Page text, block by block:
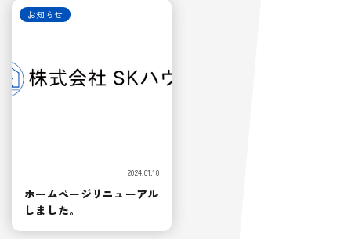
ホームページリニューアル
しました。
お知らせ
2024.01.10